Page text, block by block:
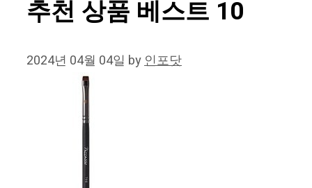
추천 상품 베스트 10
2024년 04월 04일 by인포닷